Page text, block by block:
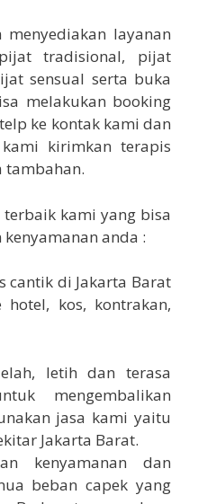
menyediakan layanan
tradisional, pijat
sensual serta buka
melakukan booking
ke kontak kami dan
kirimkan terapis
tambahan.
kami yang bisa
anda :
cantik di Jakarta Barat
kos, kontrakan,
letih dan terasa
mengembalikan
jasa kami yaitu
Jakarta Barat.
kenyamanan dan
beban capek yang